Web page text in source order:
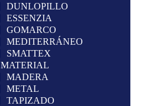
DUNLOPILLO
ESSENZIA
GOMARCO
MEDITERRÁNEO
SMATTEX
MATERIAL
MADERA
METAL
TAPIZADO